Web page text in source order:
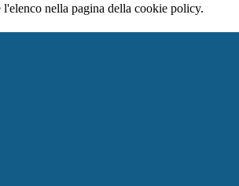
nella pagina della cookie policy.